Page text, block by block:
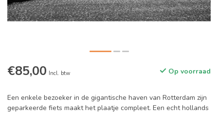
€85,00 Incl. btw Op voorraad
Een enkele bezoeker in de gigantische haven van Rotterdam zijn
geparkeerde fiets maakt het plaatje compleet. Een echt hollands